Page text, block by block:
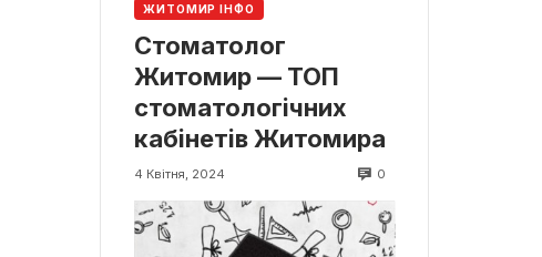
ЖИТОМИР ІНФО
Стоматолог
Житомир — ТОП
стоматологічних
кабінетів Житомира
4 Квітня, 2024 0